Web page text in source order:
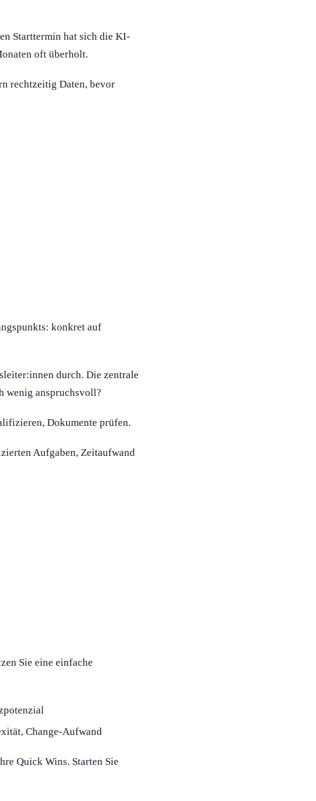
Starttermin hat sich die KI-
oft überholt.
rechtzeitig Daten, bevor
konkret auf
durch. Die zentrale
wenig anspruchsvoll?
Dokumente prüfen.
Aufgaben, Zeitaufwand
Sie eine einfache
Change-Aufwand
Quick Wins. Starten Sie